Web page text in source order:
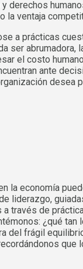
la ventaja
a prácticas
ser
el costo
ante
desea
la economía
liderazgo,
través de
¿qué
del frágil